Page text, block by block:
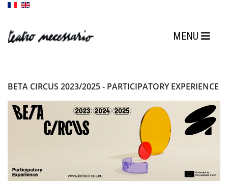
BETA CIRCUS 2023/2025 - PARTICIPATORY EXPERIENCE